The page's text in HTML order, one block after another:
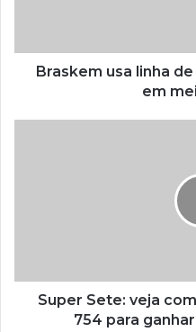
Braskem usa linha
em
Super Sete: veja
754 para